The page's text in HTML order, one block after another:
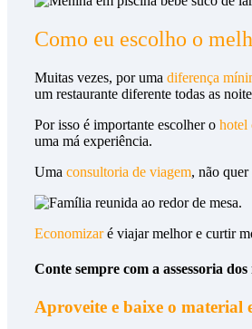
Como eu escolho o
Muitas vezes, por uma diferença
um restaurante diferente todas as
Por isso é importante escolher o hotel
uma má experiência.
Uma consultoria de viagem, não
Economizaré viajar melhor e curtir
Conte sempre com a assessoria
Aproveite e baixe o material